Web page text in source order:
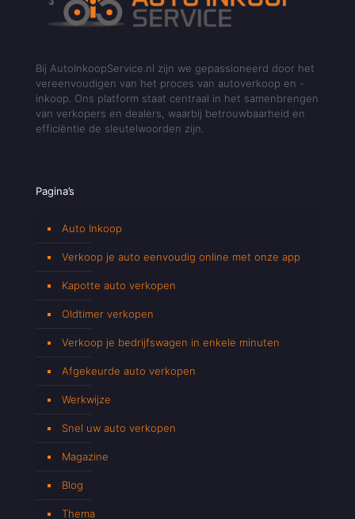
Bij AutoInkoopService.nl zijn we gepassioneerd door het
vereenvoudigen van het proces van autoverkoop en -
inkoop. Ons platform staat centraal in het samenbrengen
van verkopers en dealers, waarbij betrouwbaarheid en
efficiëntie de sleutelwoorden zijn.
Pagina’s
Auto Inkoop
Verkoop je auto eenvoudig online met onze app
Kapotte auto verkopen
Oldtimer verkopen
Verkoop je bedrijfswagen in enkele minuten
Afgekeurde auto verkopen
Werkwijze
Snel uw auto verkopen
Magazine
Blog
Thema